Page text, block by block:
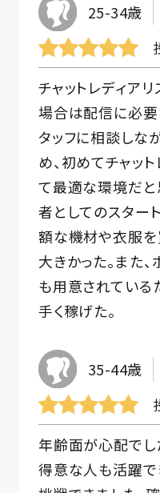
25-34歳
チャットレディア
場合は配信に必要
タッフに相談しな
め、初めてチャッ
て最適な環境だと
者としてのスター
額な機材や衣服
大きかった。また
も用意されている
手く稼げた。
35-44歳
年齢面が心配でし
得意な人も活躍で